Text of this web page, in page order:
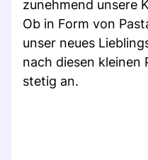
zunehmend unsere
Ob in Form von
unser neues
nach diesen kleinen
stetig an.